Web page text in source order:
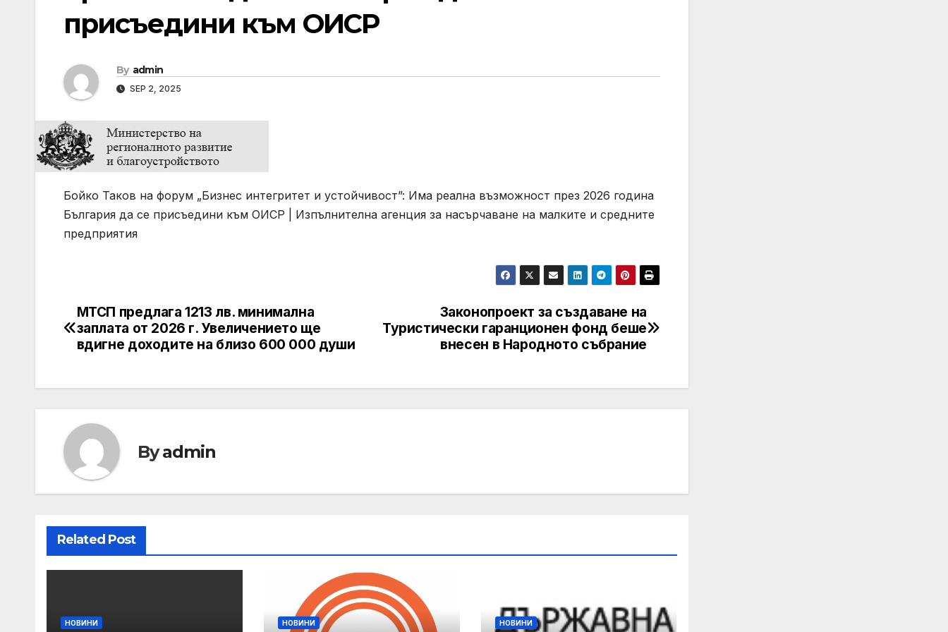
присъедини към ОИСР
By admin
SEP 2, 2025
Бойко Таков на форум „Бизнес интегритет и устойчивост”: Има реална възможност през 2026 година
България да се присъедини към ОИСР | Изпълнителна агенция за насърчаване на малките и средните
предприятия
Post
navigation
Законопроект за създаване на
Туристически гаранционен фонд беше
внесен в Народното събрание
МТСП предлага 1213 лв. минимална
заплата от 2026 г. Увеличението ще
вдигне доходите на близо 600 000 души
Byadmin
Related Post
НОВИНИ НОВИНИ НОВИНИ